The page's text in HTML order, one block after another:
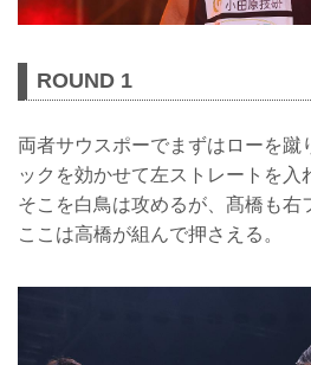
ROUND 1
両者サウスポーでまずはローを蹴
ックを効かせて左ストレートを入
そこを白鳥は攻めるが、髙橋も右
ここは高橋が組んで押さえる。